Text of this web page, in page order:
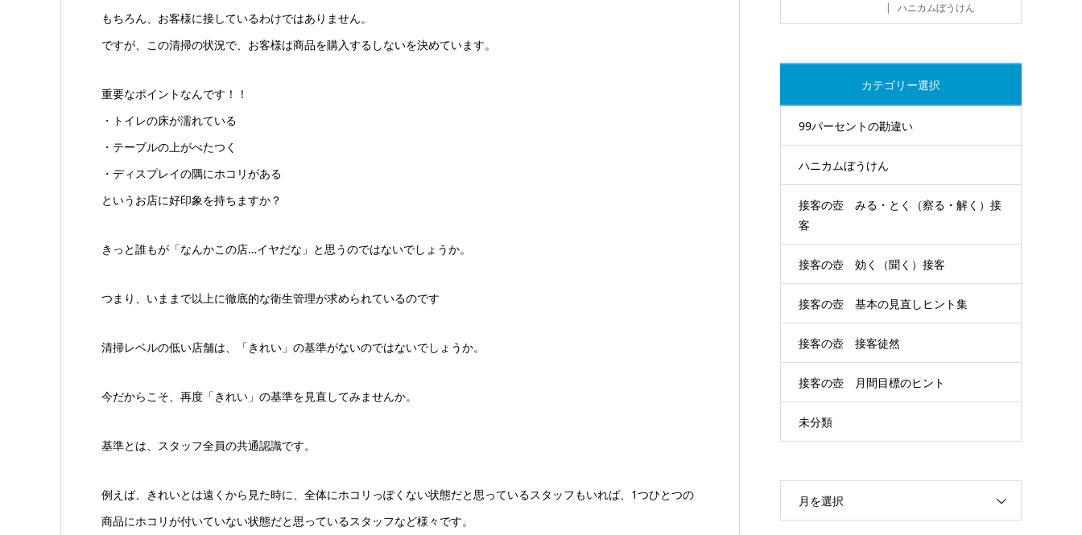
もちろん、お客様に接しているわけではありません。
ですが、この清掃の状況で、お客様は商品を購入するしないを決めています。
重要なポイントなんです！！
・トイレの床が濡れている
・テーブルの上がべたつく
・ディスプレイの隅にホコリがある
というお店に好印象を持ちますか？
きっと誰もが「なんかこの店…イヤだな」と思うのではないでしょうか。
つまり、いままで以上に徹底的な衛生管理が求められているのです
清掃レベルの低い店舗は、「きれい」の基準がないのではないでしょうか。
今だからこそ、再度「きれい」の基準を見直してみませんか。
基準とは、スタッフ全員の共通認識です。
例えば、きれいとは遠くから見た時に、全体にホコリっぽくない状態だと思っているスタッフもいれば、1つひとつの
商品にホコリが付いていない状態だと思っているスタッフなど様々です。
ハニカムぼうけん
カテゴリー選択
99パーセントの勘違い
ハニカムぼうけん
接客の壺 みる・とく（察る・解く）接
客
接客の壺 効く（聞く）接客
接客の壺 基本の見直しヒント集
接客の壺 接客徒然
接客の壺 月間目標のヒント
未分類
月を選択